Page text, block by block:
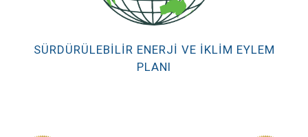
SÜRDÜRÜLEBILIR ENERJI VE İKLIM EYLEM
PLANI